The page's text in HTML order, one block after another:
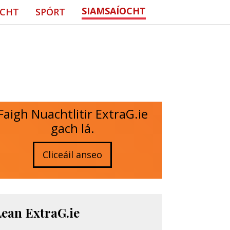
SPÓRT SIAMSAÍOCHT
Nuachtlitir ExtraG.ie
gach lá.
Cliceáil anseo
ExtraG.ie